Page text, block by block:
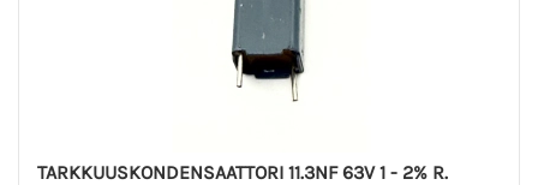
TARKKUUSKONDENSAATTORI 11.3NF 63V 1 - 2% R.